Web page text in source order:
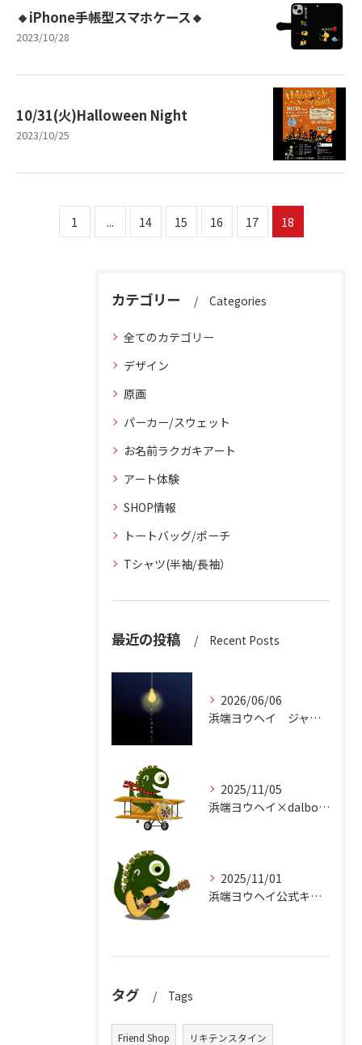
🔸iPhone手帳型スマホケース🔸
2023/10/28
10/31(火)Halloween Night
2023/10/25
1 ... 14 15 16 17 18
カテゴリー Categories
全てのカテゴリー
デザイン
原画
パーカー/スウェット
お名前ラクガキアート
アート体験
SHOP情報
トートバッグ/ポーチ
Tシャツ(半袖/長袖）
最近の投稿 Recent Posts
2026/06/06
浜端ヨウヘイ ジャケットデザイン
2025/11/05
浜端ヨウヘイ×dalbo511コラボTシャツrelease
2025/11/01
浜端ヨウヘイ公式キャラクター『バタやん』
タグ Tags
Friend Shop リキテンスタイン